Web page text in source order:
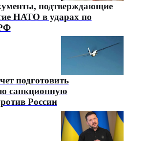
подтверждающие
НАТО в ударах по
подготовить
санкционную
России